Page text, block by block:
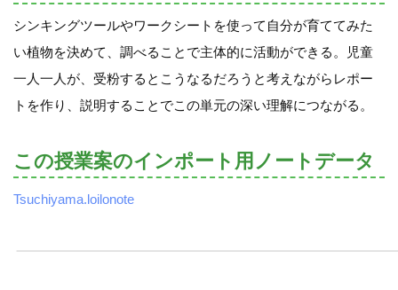
シンキングツールやワークシートを使って自分が育ててみた
い植物を決めて、調べることで主体的に活動ができる。児童
一人一人が、受粉するとこうなるだろうと考えながらレポー
トを作り、説明することでこの単元の深い理解につながる。
この授業案のインポート用ノートデータ
Tsuchiyama.loilonote